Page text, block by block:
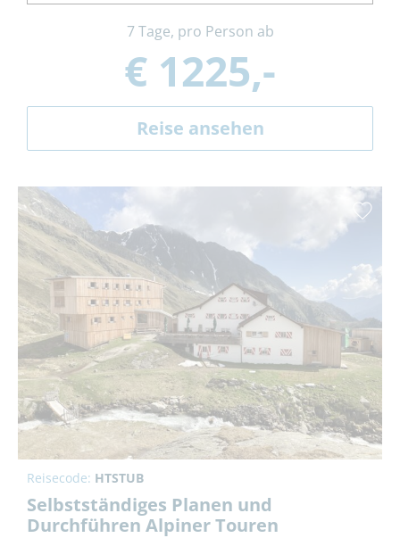
7 Tage, pro Person ab
€ 1225,-
Reise ansehen
Reisecode: HTSTUB
Selbstständiges Planen und
Durchführen Alpiner Touren